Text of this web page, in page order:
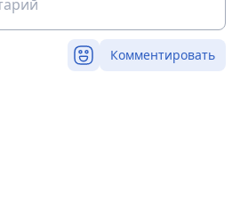
Комментировать